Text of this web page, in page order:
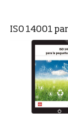
ISO 14001